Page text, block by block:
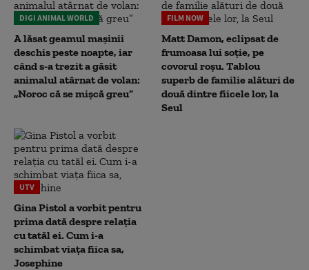
DIGI ANIMAL WORLD
A lăsat geamul mașinii
deschis peste noapte, iar
când s-a trezit a găsit
animalul atârnat de volan:
„Noroc că se mișcă greu”
FILM NOW
Matt Damon, eclipsat de
frumoasa lui soție, pe
covorul roșu. Tablou
superb de familie alături de
două dintre fiicele lor, la
Seul
UTV
Gina Pistol a vorbit pentru
prima dată despre relația
cu tatăl ei. Cum i-a
schimbat viața fiica sa,
Josephine